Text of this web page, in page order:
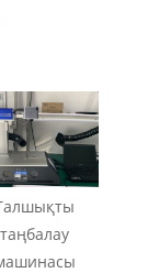
таңбалау